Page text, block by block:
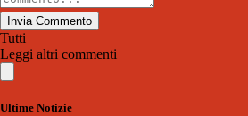
Invia Commento
Tutti
Leggi altri commenti
Ultime Notizie